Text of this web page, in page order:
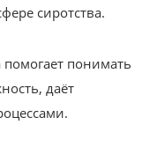
сиротства.
понимать
даёт